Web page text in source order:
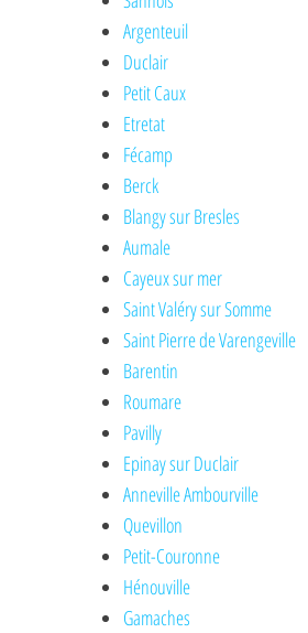
Argenteuil
Duclair
Petit Caux
Etretat
Fécamp
Berck
Blangy sur Bresles
Aumale
Cayeux sur mer
Saint Valéry sur Somme
Saint Pierre de Varengeville
Barentin
Roumare
Pavilly
Epinay sur Duclair
Anneville Ambourville
Quevillon
Petit-Couronne
Hénouville
Gamaches